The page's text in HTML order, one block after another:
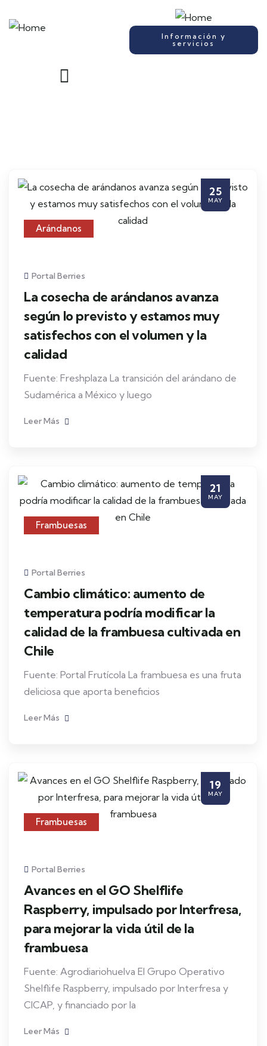
Información y
servicios
25
MAY
Arándanos
Portal Berries
La cosecha de arándanos avanza
según lo previsto y estamos muy
satisfechos con el volumen y la
calidad
Fuente: Freshplaza La transición del arándano de
Sudamérica a México y luego
Leer Más
21
MAY
Frambuesas
Portal Berries
Cambio climático: aumento de
temperatura podría modificar la
calidad de la frambuesa cultivada en
Chile
Fuente: Portal Frutícola La frambuesa es una fruta
deliciosa que aporta beneficios
Leer Más
19
MAY
Frambuesas
Portal Berries
Avances en el GO Shelflife
Raspberry, impulsado por Interfresa,
para mejorar la vida útil de la
frambuesa
Fuente: Agrodiariohuelva El Grupo Operativo
Shelflife Raspberry, impulsado por Interfresa y
CICAP, y financiado por la
Leer Más